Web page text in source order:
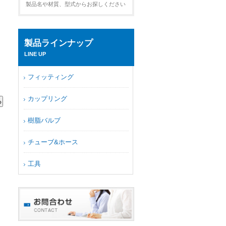
製品名や材質、型式からお探しください
製品ラインナップ
LINE UP
フィッティング
カップリング
樹脂バルブ
チューブ&ホース
工具